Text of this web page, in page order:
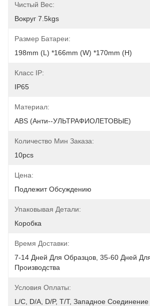
Чистый Вес:
Вокруг 7.5kgs
Размер Батареи:
198mm (l) *166mm (w) *170mm (h)
Класс IP:
IP65
Материал:
ABS (анти--УЛЬТРАФИОЛЕТОВЫЕ)
Количество Мин Заказа:
10pcs
Цена:
Подлежит Обсуждению
Упаковывая Детали:
Коробка
Время Доставки:
7-14 Дней Для Образцов, 35-60 Дней
Производства
Условия Оплаты:
L/C, D/A, D/P, T/T, Западное Соединение